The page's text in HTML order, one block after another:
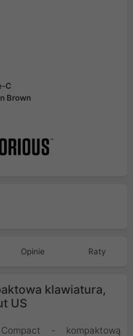
C
Brown
Opinie Raty
klawiatura,
US
- kompaktową